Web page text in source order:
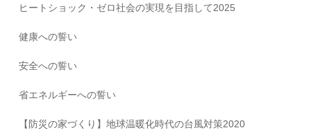
ヒートショック・ゼロ社会の実現を目指して2025
健康への誓い
安全への誓い
省エネルギーへの誓い
【防災の家づくり】地球温暖化時代の台風対策2020